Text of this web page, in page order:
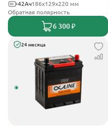
186х129х220 мм
42Ач
Обратная полярность
6 300 ₽
24 месяца